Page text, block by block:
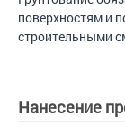
поверхностям и
строительными
Нанесение